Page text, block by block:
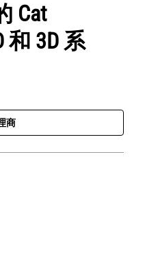
Cat
和 3D 系
商